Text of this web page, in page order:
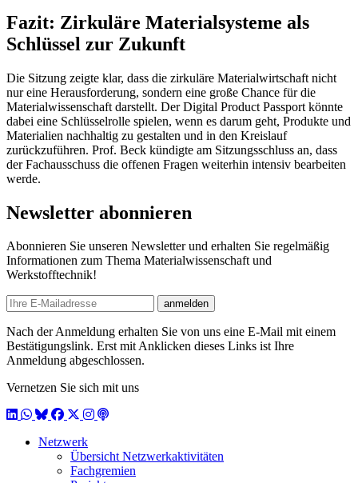
Fazit: Zirkuläre Materialsysteme als
Schlüssel zur Zukunft
Die Sitzung zeigte klar, dass die zirkuläre Materialwirtschaft nicht
nur eine Herausforderung, sondern eine große Chance für die
Materialwissenschaft darstellt. Der Digital Product Passport könnte
dabei eine Schlüsselrolle spielen, wenn es darum geht, Produkte und
Materialien nachhaltig zu gestalten und in den Kreislauf
zurückzuführen. Prof. Beck kündigte am Sitzungsschluss an, dass
der Fachausschuss die offenen Fragen weiterhin intensiv bearbeiten
werde.
Newsletter abonnieren
Abonnieren Sie unseren Newsletter und erhalten Sie regelmäßig
Informationen zum Thema Materialwissenschaft und
Werkstofftechnik!
E-mail
anmelden
Nach der Anmeldung erhalten Sie von uns eine E-Mail mit einem
Bestätigungslink. Erst mit Anklicken dieses Links ist Ihre
Anmeldung abgeschlossen.
Vernetzen Sie sich mit uns
LinkedIn
WhatsApp
BlueSky
Facebook
X / Twitter
Instagram
Podcast
Netzwerk
Übersicht Netzwerkaktivitäten
Fachgremien